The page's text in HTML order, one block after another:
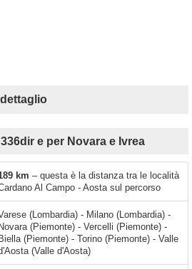
e per Novara e Ivrea
km – questa è la distanza tra le località
Al Campo - Aosta sul percorso
(Lombardia) - Milano (Lombardia) -
Novara (Piemonte) - Vercelli (Piemonte) -
Biella (Piemonte) - Torino (Piemonte) - Valle
(Valle d'Aosta)